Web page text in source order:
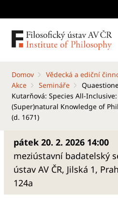
Domov Vědecká a ediční
Akce
Semináře
Kutarňová: Species All-
(Super)natural Knowledge of
(d. 1671)
pátek 20. 2. 2026 14:00
meziústavní badatelský
ústav AV ČR, Jilská 1,
124a